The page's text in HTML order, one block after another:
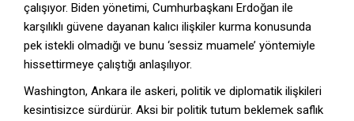
çalışıyor. Biden yönetimi, Cumhurbaşkanı Erdoğan ile
karşılıklı güvene dayanan kalıcı ilişkiler kurma konusunda
pek istekli olmadığı ve bunu ‘sessiz muamele’ yöntemiyle
hissettirmeye çalıştığı anlaşılıyor.
Washington, Ankara ile askeri, politik ve diplomatik ilişkileri
kesintisizce sürdürür. Aksi bir politik tutum beklemek saflık